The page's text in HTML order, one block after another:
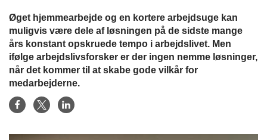
Øget hjemmearbejde og en kortere arbejdsuge kan
muligvis være dele af løsningen på de sidste mange
års konstant opskruede tempo i arbejdslivet. Men
ifølge arbejdslivsforsker er der ingen nemme løsninger,
når det kommer til at skabe gode vilkår for
medarbejderne.